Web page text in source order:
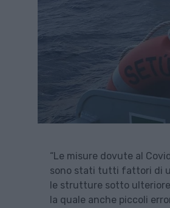
“Le misure dovute al
sono stati tutti fattori di
le strutture sotto ulteriore
la quale anche piccoli